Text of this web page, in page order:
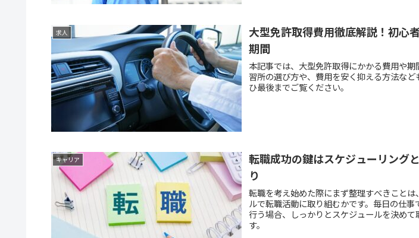
求人
大型免許取得費用徹底解説！初心
期間
本記事では、大型免許取得にかかる費用や
習所の選び方や、費用を安く抑える方法な
ひ最後までご覧ください。
キャリア
転職成功の鍵はスケジューリング
り
転職を考え始めた際にまず整理すべきこと
ルで転職活動に取り組むかです。毎日の仕
行う場合、しっかりとスケジュールを決めて
す。